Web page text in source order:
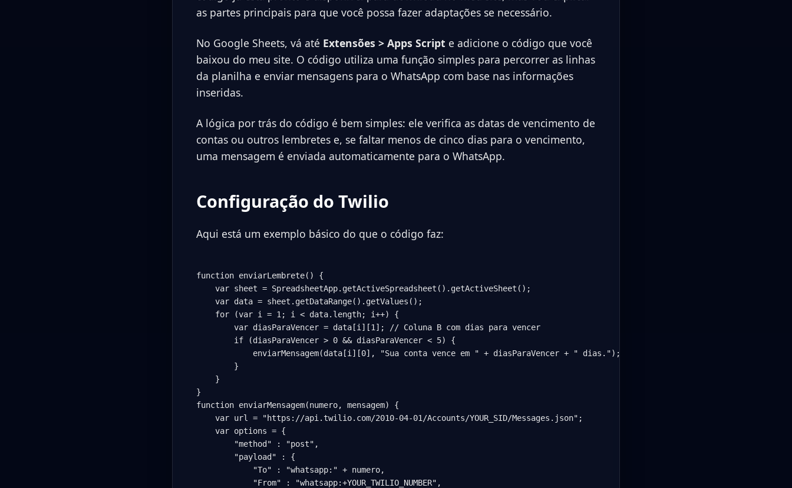
as partes principais para que você possa fazer adaptações se necessário.
No Google Sheets, vá até Extensões > Apps Script e adicione o código que você
baixou do meu site. O código utiliza uma função simples para percorrer as linhas
da planilha e enviar mensagens para o WhatsApp com base nas informações
inseridas.
A lógica por trás do código é bem simples: ele verifica as datas de vencimento de
contas ou outros lembretes e, se faltar menos de cinco dias para o vencimento,
uma mensagem é enviada automaticamente para o WhatsApp.
Configuração do Twilio
Aqui está um exemplo básico do que o código faz:
function enviarLembrete() {
    var sheet = SpreadsheetApp.getActiveSpreadsheet().getActiveSheet();
    var data = sheet.getDataRange().getValues();
    for (var i = 1; i < data.length; i++) {
        var diasParaVencer = data[i][1]; // Coluna B com dias para vencer
        if (diasParaVencer > 0 && diasParaVencer < 5) {
            enviarMensagem(data[i][0], "Sua conta vence em " + diasParaVencer + " dias.");
        }
    }
}
function enviarMensagem(numero, mensagem) {
    var url = "https://api.twilio.com/2010-04-01/Accounts/YOUR_SID/Messages.json";
    var options = {
        "method" : "post",
        "payload" : {
            "To" : "whatsapp:" + numero,
            "From" : "whatsapp:+YOUR_TWILIO_NUMBER",